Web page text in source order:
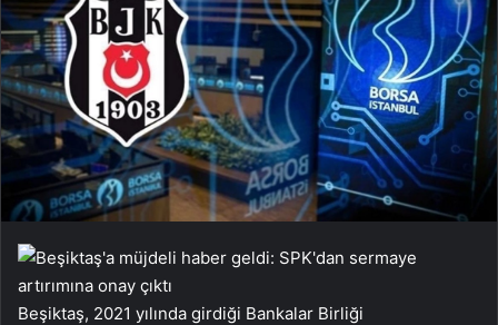
Beşiktaş, 2021 yılında girdiği Bankalar Birliği